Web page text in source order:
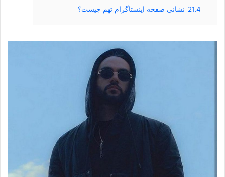
21.4 نشانی صفحه اینستاگرام تهم چیست؟